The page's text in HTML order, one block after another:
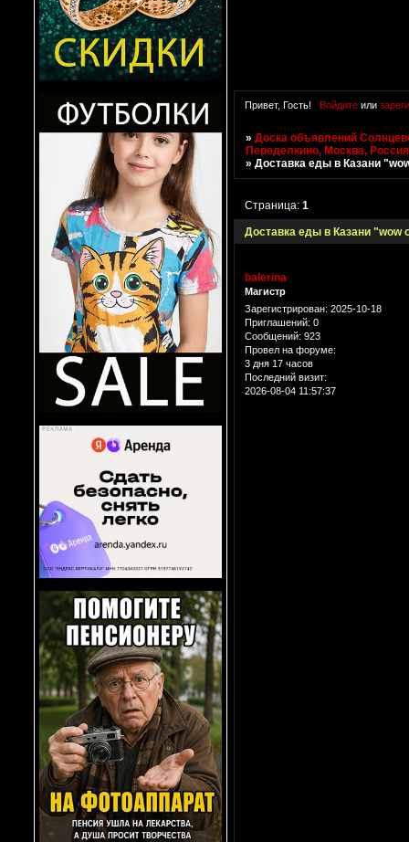
Привет, Гость! Войдитеили
»Доска объявлений
Переделкино, Москва, Россия
»Доставка еды в Казани
Доставка еды в Казани "wow
Страница:1
balerina
Магистр
Зарегистрирован: 2025-10-18
Приглашений: 0
Сообщений: 923
Провел на форуме:
3 дня 17 часов
Последний визит:
2026-08-04 11:57:37